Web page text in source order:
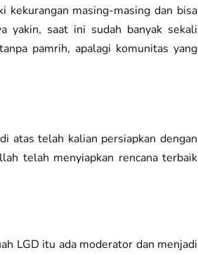
kekurangan masing-masing dan bisa
yakin, saat ini sudah banyak sekali
pamrih, apalagi komunitas yang
atas telah kalian persiapkan dengan
telah menyiapkan rencana terbaik
LGD itu ada moderator dan menjadi